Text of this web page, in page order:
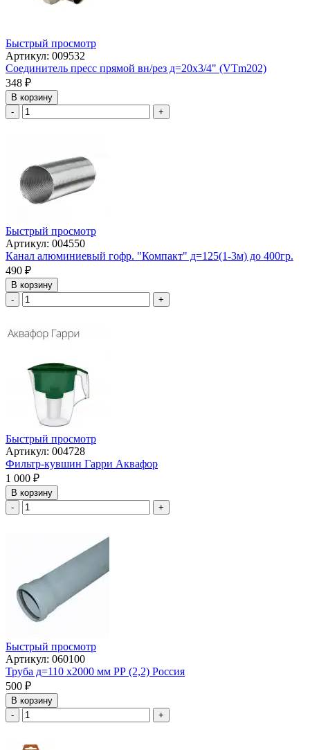
Быстрый просмотр
Артикул: 009532
Соединитель пресс прямой вн/рез д=20х3/4" (VTm202)
348 ₽
В корзину
-
+
Быстрый просмотр
Артикул: 004550
Канал алюминиевый гофр. "Компакт" д=125(1-3м) до 400гр.
490 ₽
В корзину
-
+
Быстрый просмотр
Артикул: 004728
Фильтр-кувшин Гарри Аквафор
1 000 ₽
В корзину
-
+
Быстрый просмотр
Артикул: 060100
Труба д=110 х2000 мм РР (2,2) Россия
500 ₽
В корзину
-
+